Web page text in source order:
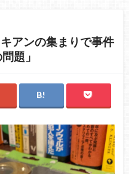
アンの集まりで事件
題」